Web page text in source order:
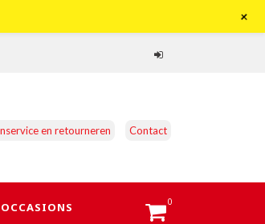
en retourneren Contact
OCCASIONS 0
+